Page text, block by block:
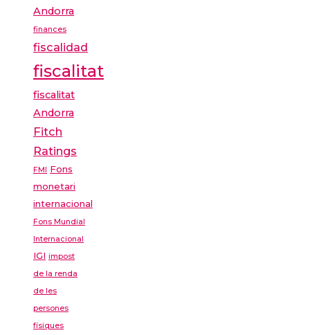
Andorra
finances
fiscalidad
fiscalitat
fiscalitat
Andorra
Fitch
Ratings
FMI Fons
monetari
internacional
Fons Mundial
Internacional
IGI impost
de la renda
de les
persones
físiques